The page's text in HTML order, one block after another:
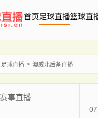
首页足球直播篮球直
足球直播 澳威北后备直播
赛事直播